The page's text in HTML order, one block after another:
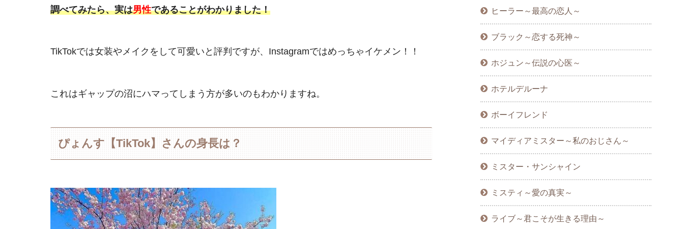
調べてみたら、実は男性であることがわかりました！
TikTokでは女装やメイクをして可愛いと評判ですが、Instagramではめっちゃイケメン！！
これはギャップの沼にハマってしまう方が多いのもわかりますね。
ぴょんす【TikTok】さんの身長は？
ヒーラー～最高の恋人～
ブラック～恋する死神～
ホジュン～伝説の心医～
ホテルデルーナ
ボーイフレンド
マイディアミスター～私のおじさん～
ミスター・サンシャイン
ミスティ～愛の真実～
ライブ～君こそが生きる理由～